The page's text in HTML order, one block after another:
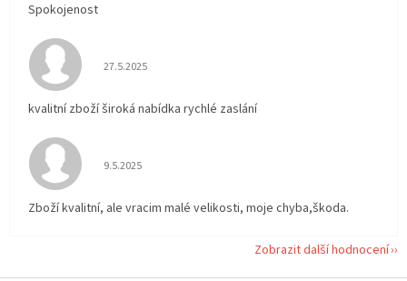
Spokojenost
Hodnocení obchodu je 5 z 5 hvězdiček.
27.5.2025
kvalitní zboží široká nabídka rychlé zaslání
Hodnocení obchodu je 5 z 5 hvězdiček.
9.5.2025
Zboží kvalitní, ale vracim malé velikosti, moje chyba,škoda.
Zobrazit další hodnocení